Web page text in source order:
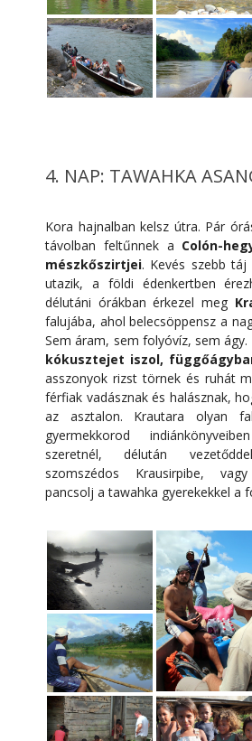
4. NAP: TAWAHKA
Kora hajnalban kelsz útra. Pár
távolban feltűnnek a Colón-
mészkőszirtjei. Kevés szebb
utazik, a földi édenkertben
délutáni órákban érkezel meg
falujába, ahol belecsöppensz a
Sem áram, sem folyóvíz, sem ágy.
kókusztejet iszol,
asszonyok rizst törnek és ruhát
férfiak vadásznak és halásznak,
az asztalon. Krautara olyan
gyermekkorod
szeretnél, délután
szomszédos Krausirpibe,
pancsolj a tawahka gyerekekkel a